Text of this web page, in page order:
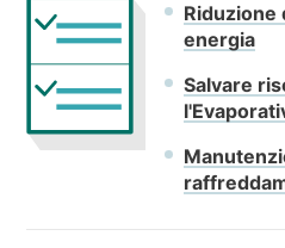
Riduzione
energia
Salvare